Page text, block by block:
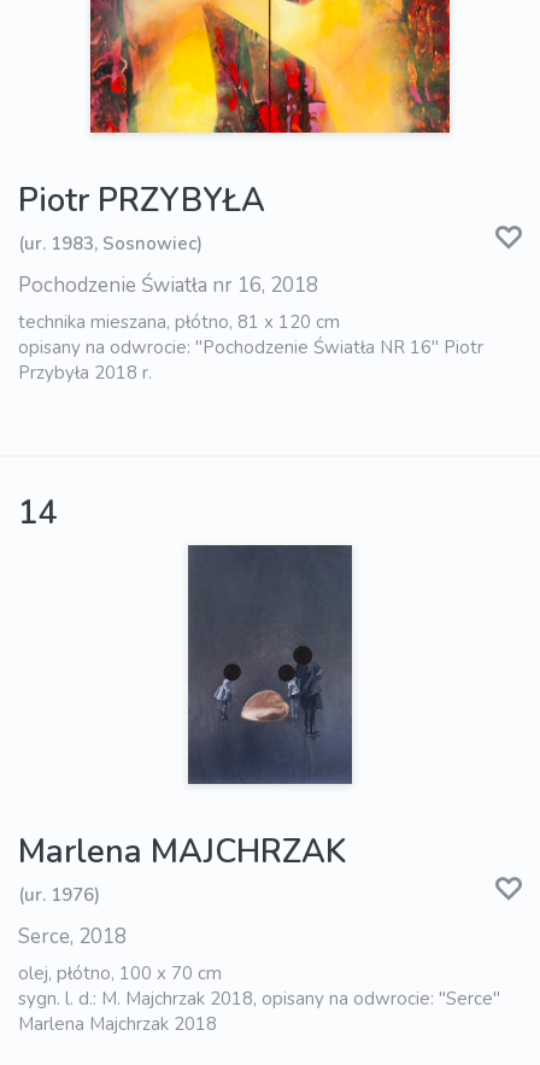
Piotr PRZYBYŁA
(ur. 1983, Sosnowiec)
Pochodzenie Światła nr 16, 2018
technika mieszana, płótno, 81 x 120 cm
opisany na odwrocie: "Pochodzenie Światła NR 16" Piotr
Przybyła 2018 r.
14
Marlena MAJCHRZAK
(ur. 1976)
Serce, 2018
olej, płótno, 100 x 70 cm
sygn. l. d.: M. Majchrzak 2018, opisany na odwrocie: "Serce"
Marlena Majchrzak 2018